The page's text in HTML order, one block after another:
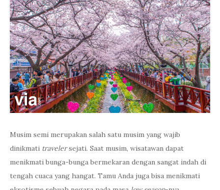
Musim semi merupakan salah satu musim yang wajib
dinikmati travelersejati. Saat musim, wisatawan dapat
menikmati bunga-bunga bermekaran dengan sangat indah di
tengah cuaca yang hangat. Tamu Anda juga bisa menikmati